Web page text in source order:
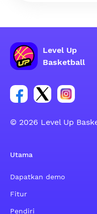
Level Up
Basketball
Tautan untuk grup
Tautan untuk
Tautan
© 2026 Level Up
Utama
Dapatkan demo
Fitur
Pendiri